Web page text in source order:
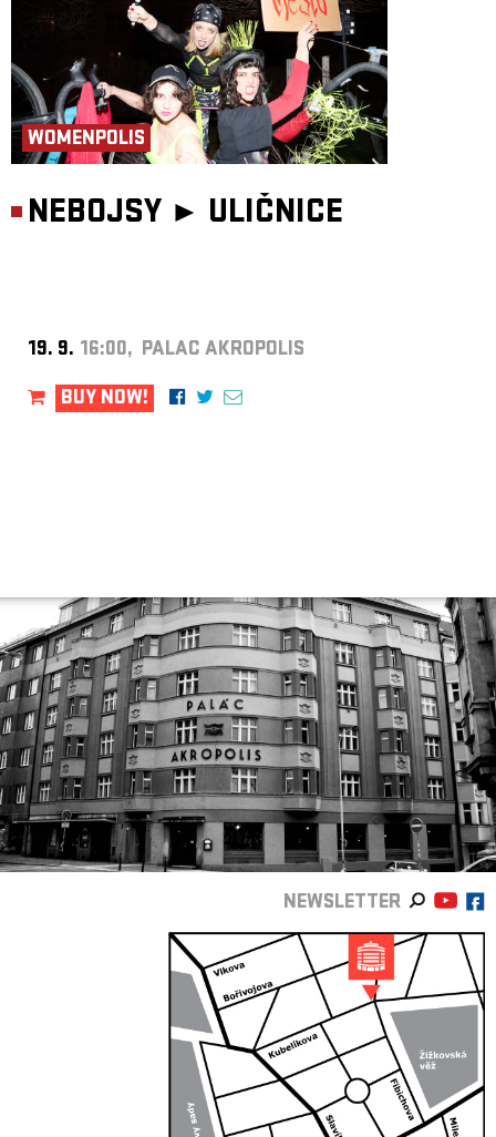
WOMENPOLIS
NEBOJSY ► ULIČNICE
19. 9. 16:00, PALAC AKROPOLIS
BUY NOW!
NEWSLETTER